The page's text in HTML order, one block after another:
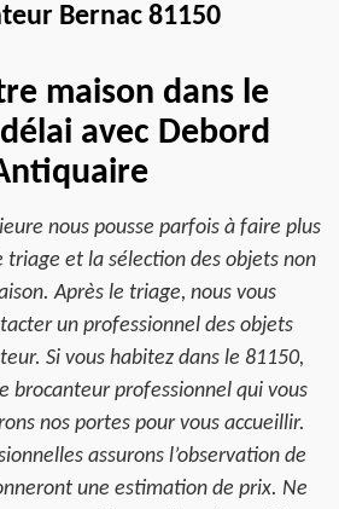
Bernac 81150
maison dans le
avec Debord
nous pousse parfois à faire plus
triage et la sélection des objets non
Après le triage, nous vous
un professionnel des objets
Si vous habitez dans le 81150,
brocanteur professionnel qui vous
nos portes pour vous accueillir.
assurons l’observation de
une estimation de prix. Ne